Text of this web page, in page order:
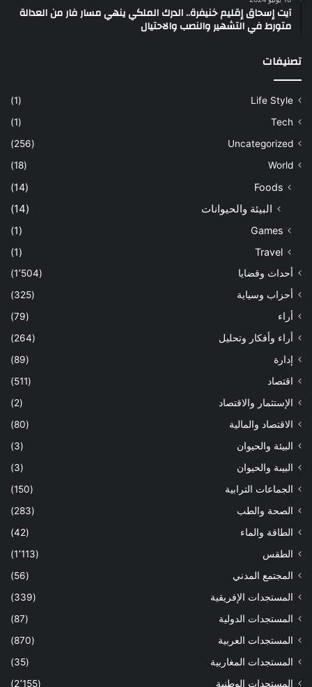
آيت إسحاق إقليم خنيفرة.. الدرك الملكي ينهي مسار فار من العدالة
متورط في التشهير والنصب والاحتيال
تصنيفات
Life Style
(1)
Tech
(1)
Uncategorized
(256)
World
(18)
Foods
(14)
البيئة والحيوانات (14)
Games
(1)
Travel
(1)
أحداث وقضايا
(1٬504)
أحزاب وسياية
(325)
أراء
(79)
أراء وأفكار وتحليل
(264)
إدارة
(89)
اقتصاد
(511)
الإستثمار والاقتصاد
(2)
الاقتصاد والمالية
(80)
البيئة والحيوان
(3)
البيىة والحيوان
(3)
الجماعات الترابية
(150)
الصحة والطب
(283)
الطاقة والماء
(42)
الطقس
(1٬113)
المجتمع المدني
(56)
المستجدات الإفريقية
(339)
المستجدات الدولية
(87)
المستجدات العربية
(870)
المستجدات المغاربية
(35)
المستجدات الوطنية
(2٬155)